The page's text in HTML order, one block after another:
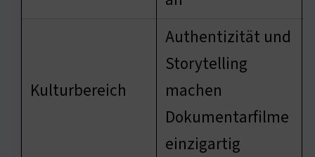
Kulturbereich
Authentizität und
Storytelling
machen
Dokumentarfilme
einzigartig